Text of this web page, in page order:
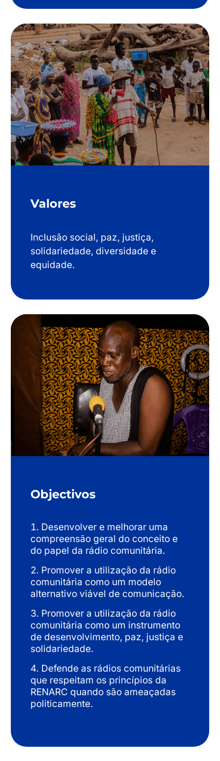
Valores
Inclusão social, paz, justiça,
solidariedade, diversidade e
equidade.
Objectivos
Desenvolver e melhorar uma
compreensão geral do conceito e
do papel da rádio comunitária.
Promover a utilização da rádio
comunitária como um modelo
alternativo viável de comunicação.
Promover a utilização da rádio
comunitária como um instrumento
de desenvolvimento, paz, justiça e
solidariedade.
Defende as rádios comunitárias
que respeitam os princípios da
RENARC quando são ameaçadas
politicamente.